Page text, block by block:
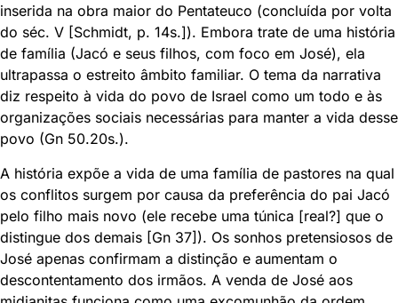
inserida na obra maior do Pentateuco (concluída por volta
do séc. V [Schmidt, p. 14s.]). Embora trate de uma história
de família (Jacó e seus filhos, com foco em José), ela
ultrapassa o estreito âmbito familiar. O tema da narrativa
diz respeito à vida do povo de Israel como um todo e às
organizações sociais necessárias para manter a vida desse
povo (Gn 50.20s.).
A história expõe a vida de uma família de pastores na qual
os conflitos surgem por causa da preferência do pai Jacó
pelo filho mais novo (ele recebe uma túnica [real?] que o
distingue dos demais [Gn 37]). Os sonhos pretensiosos de
José apenas confirmam a distinção e aumentam o
descontentamento dos irmãos. A venda de José aos